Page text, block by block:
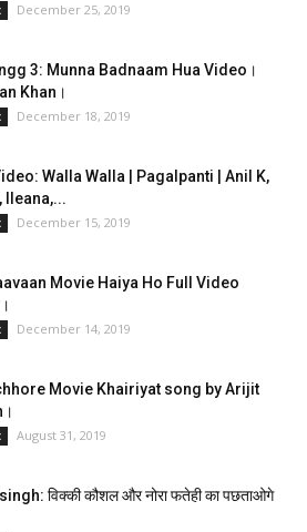
December 25, 2019
3: Munna Badnaam Hua Video।
Khan।
December 18, 2019
Walla Walla | Pagalpanti | Anil K,
Ileana,...
December 15, 2019
Movie Haiya Ho Full Video
December 14, 2019
Movie Khairiyat song by Arijit
August 31, 2019
विक्की कौशल और नोरा फतेही का पछताओगे